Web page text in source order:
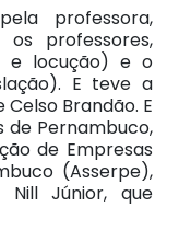
professora,
professores,
e locução) e o
E teve a
Brandão. E
de Pernambuco,
de Empresas
(Asserpe),
Júnior, que